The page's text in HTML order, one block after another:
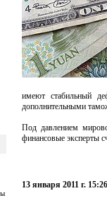
имеют стабильный
дополнительными
Под давлением
финансовые эксперты
13 января 2011 г. 15:26